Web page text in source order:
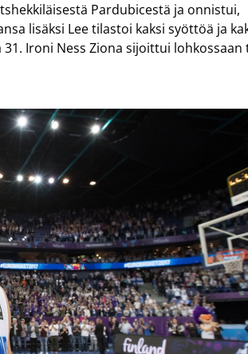
Pardubicestä ja onnistui,
lisäksi Lee tilastoi kaksi syöttöä ja
Ironi Ness Ziona sijoittui lohkossaan